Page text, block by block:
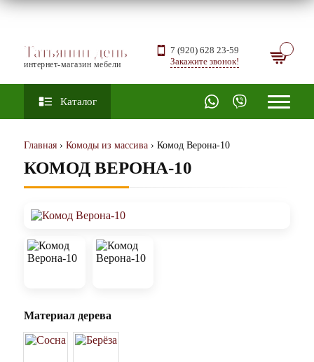
Татьянин день
интернет-магазин мебели
7 (920) 628 23-59
Закажите звонок!
Каталог
Главная › Комоды из массива › Комод Верона-10
КОМОД ВЕРОНА-10
Материал дерева